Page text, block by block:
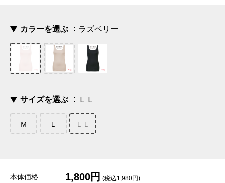
カラーを選ぶ ラズベリー
サイズを選ぶ ＬＬ
Ｍ Ｌ ＬＬ
本体価格 1,800円 (税込1,980円)